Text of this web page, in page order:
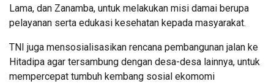
Lama, dan Zanamba, untuk melakukan misi damai berupa
pelayanan serta edukasi kesehatan kepada masyarakat.
TNI juga mensosialisasikan rencana pembangunan jalan ke
Hitadipa agar tersambung dengan desa-desa lainnya, untuk
mempercepat tumbuh kembang sosial ekomomi